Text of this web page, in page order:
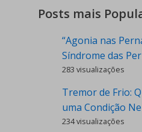
Posts mais
“Agonia nas
Síndrome das
283 visualizações
Tremor de Frio:
uma Condição
234 visualizações